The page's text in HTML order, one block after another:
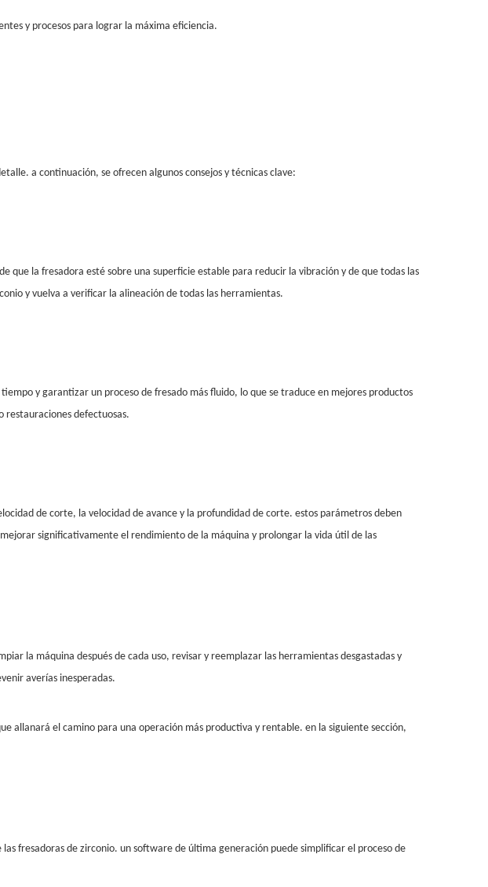
y procesos para lograr la máxima eficiencia.
a continuación, se ofrecen algunos consejos y técnicas clave:
la fresadora esté sobre una superficie estable para reducir la vibración y de que todas las
y vuelva a verificar la alineación de todas las herramientas.
y garantizar un proceso de fresado más fluido, lo que se traduce en mejores productos
restauraciones defectuosas.
de corte, la velocidad de avance y la profundidad de corte. estos parámetros deben
significativamente el rendimiento de la máquina y prolongar la vida útil de las
la máquina después de cada uso, revisar y reemplazar las herramientas desgastadas y
averías inesperadas.
allanará el camino para una operación más productiva y rentable. en la siguiente sección,
fresadoras de zirconio. un software de última generación puede simplificar el proceso de